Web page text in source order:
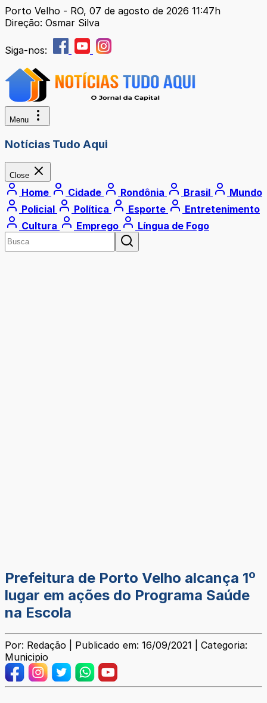
Porto Velho - RO, 07 de agosto de 2026 11:47h
Direção: Osmar Silva
Siga-nos:
Menu
Notícias Tudo Aqui
Close
Home Cidade Rondônia Brasil
Mundo
Policial
Política Esporte
Entretenimento
Cultura
Emprego Língua de Fogo
Prefeitura de Porto Velho alcança 1º
lugar em ações do Programa Saúde
na Escola
Por: Redação | Publicado em: 16/09/2021 | Categoria:
Municipio